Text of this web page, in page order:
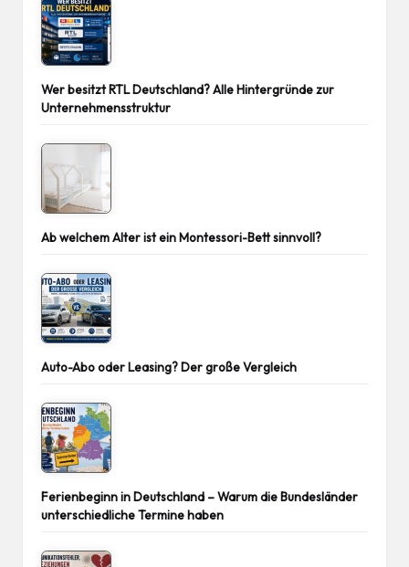
Wer besitzt RTL Deutschland? Alle Hintergründe zur
Unternehmensstruktur
Ab welchem Alter ist ein Montessori-Bett sinnvoll?
Auto-Abo oder Leasing? Der große Vergleich
Ferienbeginn in Deutschland – Warum die Bundesländer
unterschiedliche Termine haben